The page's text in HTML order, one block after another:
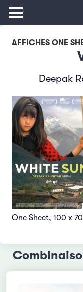
AFFICHES ONE
Deepak
One Sheet, 100 x